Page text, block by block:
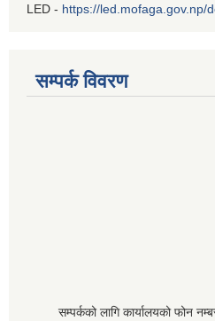
LED - https://led.mofaga.gov.np/
सम्पर्क विवरण
सम्पर्कको लागि कार्यालयको फोन